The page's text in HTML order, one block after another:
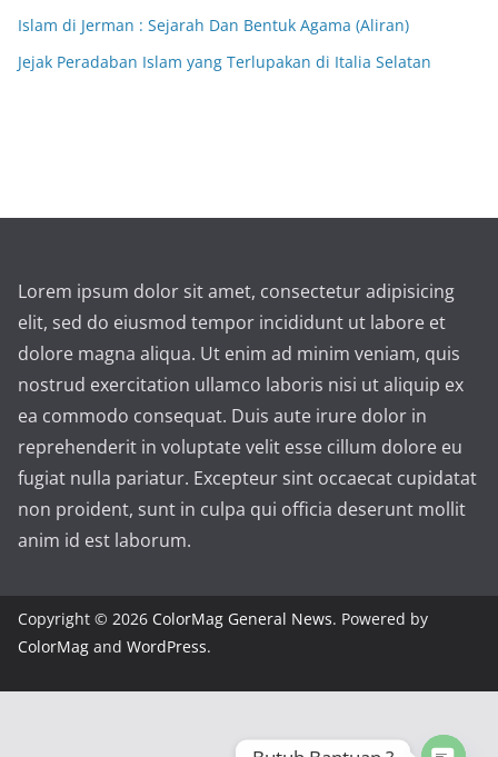
Islam di Jerman : Sejarah Dan Bentuk Agama (Aliran)
Jejak Peradaban Islam yang Terlupakan di Italia Selatan
Lorem ipsum dolor sit amet, consectetur adipisicing
elit, sed do eiusmod tempor incididunt ut labore et
dolore magna aliqua. Ut enim ad minim veniam, quis
nostrud exercitation ullamco laboris nisi ut aliquip ex
ea commodo consequat. Duis aute irure dolor in
reprehenderit in voluptate velit esse cillum dolore eu
fugiat nulla pariatur. Excepteur sint occaecat cupidatat
non proident, sunt in culpa qui officia deserunt mollit
anim id est laborum.
Copyright © 2026 ColorMag General News. Powered by
ColorMag and WordPress.